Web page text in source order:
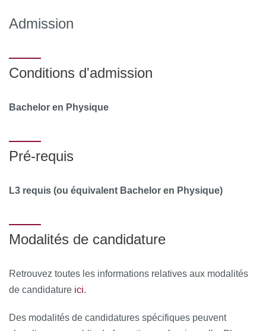
Admission
Conditions d'admission
Bachelor en Physique
Pré-requis
L3 requis (ou équivalent Bachelor en Physique)
Modalités de candidature
Retrouvez toutes les informations relatives aux modalités
de candidature ici.
Des modalités de candidatures spécifiques peuvent